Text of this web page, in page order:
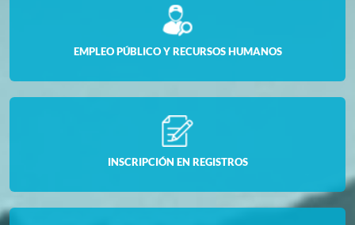
EMPLEO PÚBLICO Y RECURSOS HUMANOS
INSCRIPCIÓN EN REGISTROS